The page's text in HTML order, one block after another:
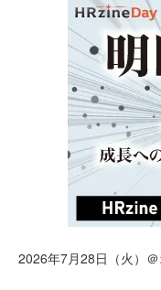
2026年7月28日（火）